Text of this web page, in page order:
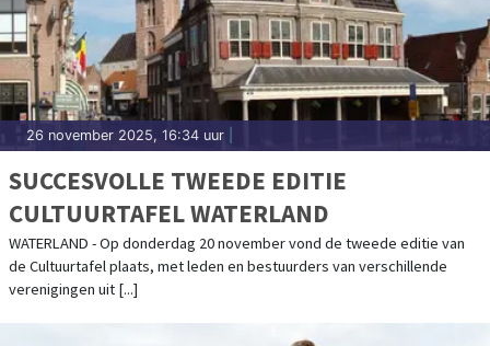
26 november 2025, 16:34 uur
SUCCESVOLLE TWEEDE EDITIE
CULTUURTAFEL WATERLAND
WATERLAND - Op donderdag 20 november vond de tweede editie van
de Cultuurtafel plaats, met leden en bestuurders van verschillende
verenigingen uit [...]